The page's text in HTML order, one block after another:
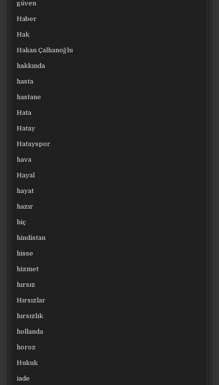
güven
Haber
Hak
Hakan Çalhanoğlu
hakkında
hasta
hastane
Hata
Hatay
Hatayspor
hava
Hayal
hayat
hazır
hiç
hindistan
hisse
hizmet
hırsız
Hırsızlar
hırsızlık
hollanda
horoz
Hukuk
iade